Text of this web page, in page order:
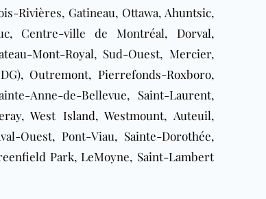
Rivières, Gatineau, Ottawa, Ahuntsic,
Centre-ville de Montréal, Dorval,
Mont-Royal, Sud-Ouest, Mercier,
, Outremont, Pierrefonds-Roxboro,
Anne-de-Bellevue, Saint-Laurent,
, West Island, Westmount, Auteuil,
Ouest, Pont-Viau, Sainte-Dorothée,
Park, LeMoyne, Saint-Lambert